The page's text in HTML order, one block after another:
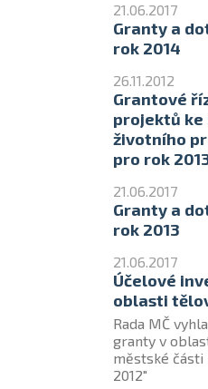
21.06.2017
Granty a
rok 2014
26.11.2012
Grantové
projektů ke
životního
pro rok
21.06.2017
Granty a
rok 2013
21.06.2017
Účelové
oblasti
Rada MČ
granty v
městské části
2012"